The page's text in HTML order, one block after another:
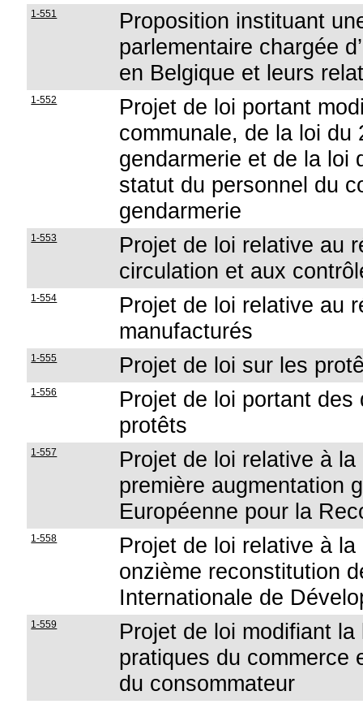
1-551
Proposition instituant
parlementaire chargée
en Belgique et leurs
1-552
Projet de loi portant
communale, de la loi du
gendarmerie et de la loi
statut du personnel du
gendarmerie
1-553
Projet de loi relative au
circulation et aux
1-554
Projet de loi relative au
manufacturés
1-555 Projet de loi sur les
1-556
Projet de loi portant
protêts
1-557
Projet de loi relative à
première augmentation
Européenne pour la
1-558
Projet de loi relative à
onzième reconstitution
Internationale de
1-559
Projet de loi modifiant
pratiques du commerce
du consommateur